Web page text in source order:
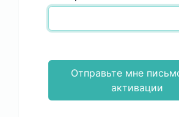
Отправьте мне
активации